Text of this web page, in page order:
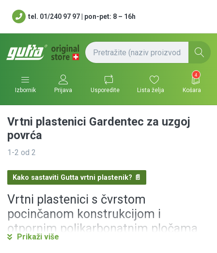
tel. 01/240 97 97 | pon-pet: 8 – 16h
Izbornik Prijava Usporedite Lista želja
4
Košara
Vrtni plastenici Gardentec za uzgoj
povrća
1-2 od 2
Kako sastaviti Gutta vrtni plastenik? 📄
Vrtni plastenici s čvrstom
pocinčanom konstrukcijom i
otpornim polikarbonatnim pločama
Prikaži više